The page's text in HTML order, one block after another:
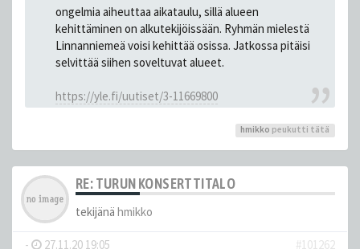
ongelmia aiheuttaa aikataulu, sillä alueen
kehittäminen on alkutekijöissään. Ryhmän mielestä
Linnanniemeä voisi kehittää osissa. Jatkossa pitäisi
selvittää siihen soveltuvat alueet.
https://yle.fi/uutiset/3-11669800
hmikko peukutti tätä
RE: TURUN KONSERTTITALO
tekijänä hmikko
- 27.11.20 19:05
#101262